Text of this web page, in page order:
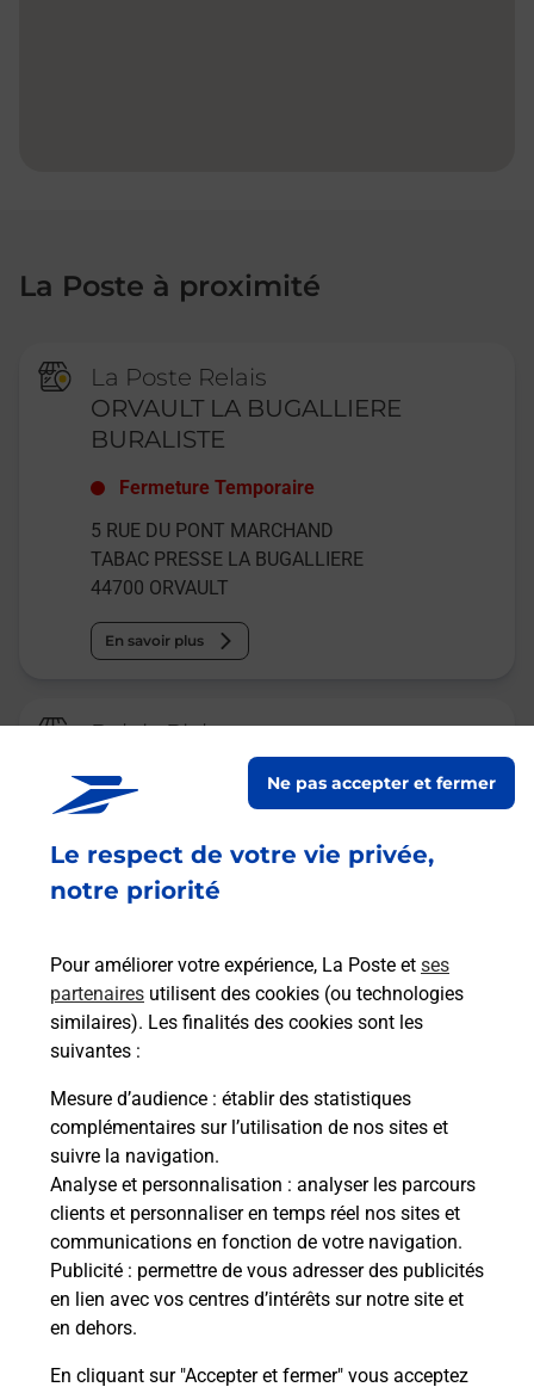
Le respect de votre vie privée,
notre priorité
Pour améliorer votre expérience, La Poste et ses
partenaires utilisent des cookies (ou technologies
similaires). Les finalités des cookies sont les
suivantes :
Mesure d’audience : établir des statistiques
complémentaires sur l’utilisation de nos sites et
suivre la navigation.
Analyse et personnalisation : analyser les parcours
clients et personnaliser en temps réel nos sites et
communications en fonction de votre navigation.
Publicité : permettre de vous adresser des publicités
en lien avec vos centres d’intérêts sur notre site et
en dehors.
En cliquant sur "Accepter et fermer" vous acceptez
Ne pas accepter et fermer
La Poste à proximité
La Poste Relais
ORVAULT LA BUGALLIERE
BURALISTE
Fermeture Temporaire
5 RUE DU PONT MARCHAND
TABAC PRESSE LA BUGALLIERE
44700 ORVAULT
En savoir plus
Relais Pickup
TABAC PRESSE DE LA
BUGALLIERE
Fermé
5 RUE DU PONT MARCHAND
En savoir plus
Malin !
La Poste
en ligne
Ouvert 24h/24
En savoir plus